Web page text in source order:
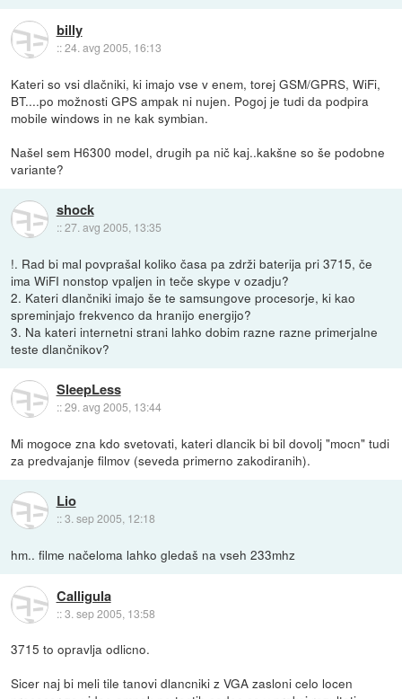
billy
::24. avg 2005, 16:13
Kateri so vsi dlačniki, ki imajo vse v enem, torej GSM/GPRS, WiFi,
BT....po možnosti GPS ampak ni nujen. Pogoj je tudi da podpira
mobile windows in ne kak symbian.
Našel sem H6300 model, drugih pa nič kaj..kakšne so še podobne
variante?
shock
::27. avg 2005, 13:35
!. Rad bi mal povprašal koliko časa pa zdrži baterija pri 3715, če
ima WiFI nonstop vpaljen in teče skype v ozadju?
2. Kateri dlančniki imajo še te samsungove procesorje, ki kao
spreminjajo frekvenco da hranijo energijo?
3. Na kateri internetni strani lahko dobim razne razne primerjalne
teste dlančnikov?
SleepLess
::29. avg 2005, 13:44
Mi mogoce zna kdo svetovati, kateri dlancik bi bil dovolj "mocn" tudi
za predvajanje filmov (seveda primerno zakodiranih).
Lio
::3. sep 2005, 12:18
hm.. filme načeloma lahko gledaš na vseh 233mhz
Calligula
::3. sep 2005, 13:58
3715 to opravlja odlicno.
Sicer naj bi meli tile tanovi dlancniki z VGA zasloni celo locen